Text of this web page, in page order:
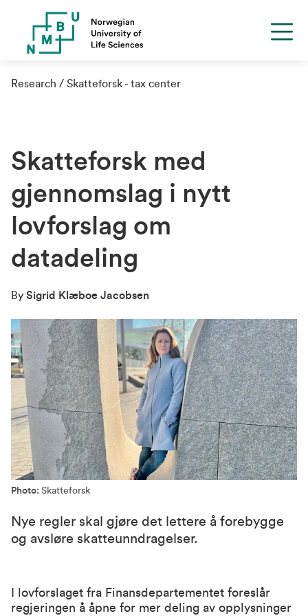
Research Skatteforsk - tax center
Skatteforsk med
gjennomslag i nytt
lovforslag om
datadeling
By Sigrid Klæboe Jacobsen
Photo: Skatteforsk
Nye regler skal gjøre det lettere å forebygge
og avsløre skatteunndragelser.
lovforslaget fra Finansdepartementet foreslår
regjeringen å åpne for mer deling av opplysninger